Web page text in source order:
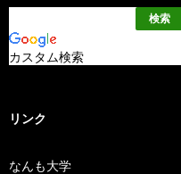
カスタム検索
リンク
なんも大学